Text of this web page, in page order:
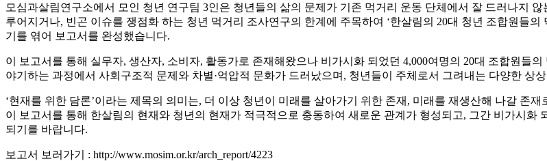
모심과살림연구소에서 모인 청년 연구팀 3인은 청년들의 삶의 문제가 기존 먹거리 운동 단체에서 잘 드러나지
루어지거나, 빈곤 이슈를 쟁점화 하는 청년 먹거리 조사연구의 한계에 주목하여 ‘한살림의 20대 청년 조합원들
기를 엮어 보고서를 완성했습니다.
이 보고서를 통해 실무자, 생산자, 소비자, 활동가로 존재해왔으나 비가시화 되었던 4,000여명의 20대 조합원들
야기하는 과정에서 사회구조적 문제와 차별·억압적 문화가 드러났으며, 청년들이 주체로서 그려내는 다양한 상
‘현재를 위한 담론’이라는 제목의 의미는, 더 이상 청년이 미래를 살아가기 위한 존재, 미래를 재생산해 나갈 존
이 보고서를 통해 한살림의 현재와 청년의 현재가 적극적으로 충동하여 새로운 관계가 형성되고, 그간 비가시
되기를 바랍니다.
보고서 보러가기 : http://www.mosim.or.kr/arch_report/4223